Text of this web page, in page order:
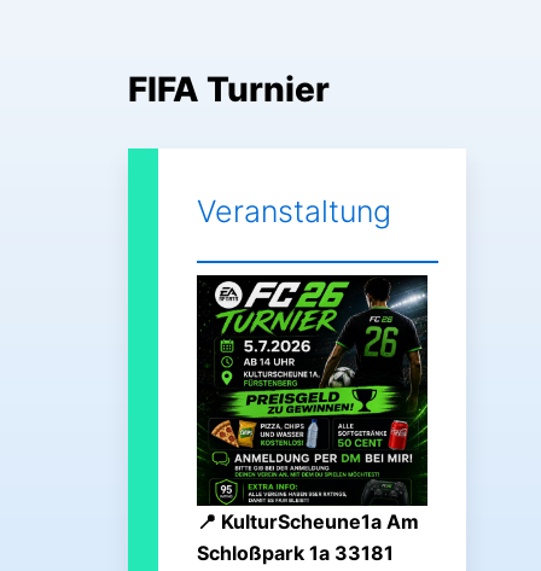
FIFA Turnier
Veranstaltung
KulturScheune1a Am
Schloßpark 1a 33181